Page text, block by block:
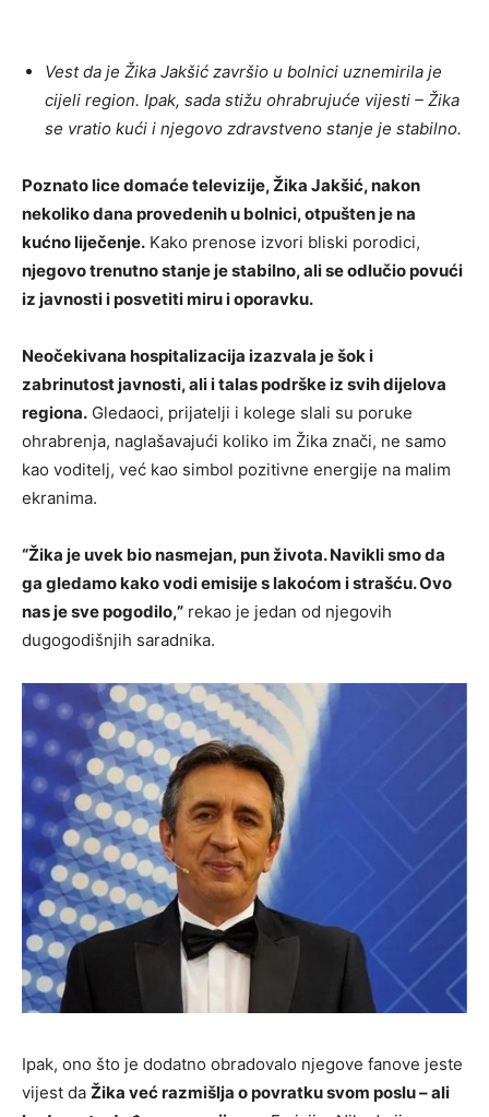
Vest da je Žika Jakšić završio u bolnici uznemirila je
cijeli region. Ipak, sada stižu ohrabrujuće vijesti – Žika
se vratio kući i njegovo zdravstveno stanje je stabilno.
Poznato lice domaće televizije, Žika Jakšić, nakon
nekoliko dana provedenih u bolnici, otpušten je na
kućno liječenje. Kako prenose izvori bliski porodici,
njegovo trenutno stanje je stabilno, ali se odlučio povući
iz javnosti i posvetiti miru i oporavku.
Neočekivana hospitalizacija izazvala je šok i
zabrinutost javnosti, ali i talas podrške iz svih dijelova
regiona. Gledaoci, prijatelji i kolege slali su poruke
ohrabrenja, naglašavajući koliko im Žika znači, ne samo
kao voditelj, već kao simbol pozitivne energije na malim
ekranima.
“Žika je uvek bio nasmejan, pun života. Navikli smo da
ga gledamo kako vodi emisije s lakoćom i strašću. Ovo
nas je sve pogodilo,” rekao je jedan od njegovih
dugogodišnjih saradnika.
Ipak, ono što je dodatno obradovalo njegove fanove jeste
vijest da Žika već razmišlja o povratku svom poslu – ali